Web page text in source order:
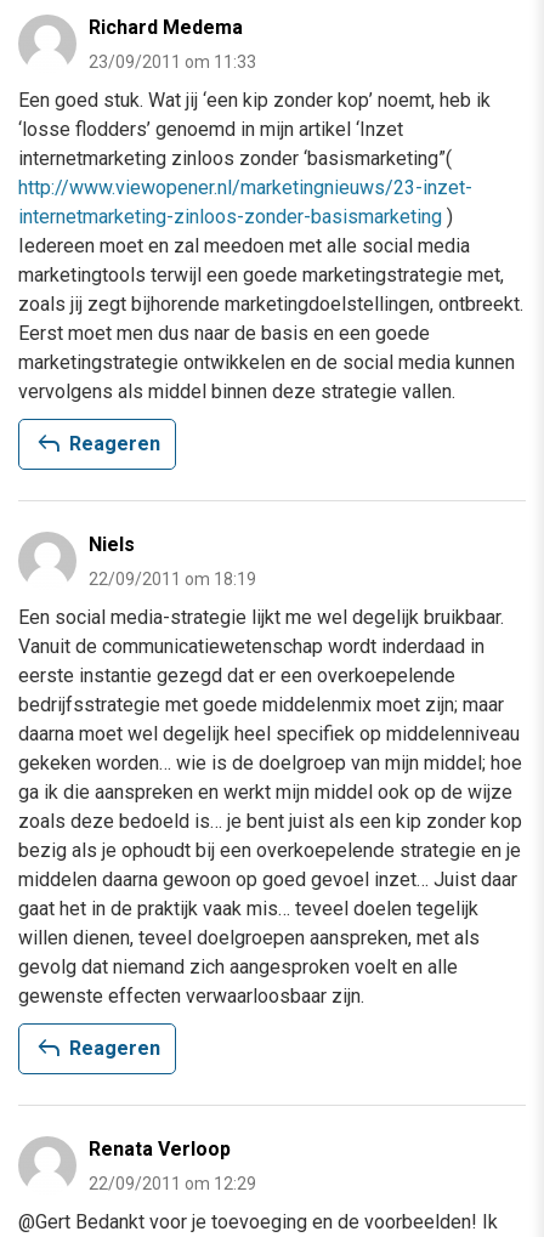
Richard Medema
23/09/2011 om 11:33
Een goed stuk. Wat jij ‘een kip zonder kop’ noemt, heb ik
‘losse flodders’ genoemd in mijn artikel ‘Inzet
internetmarketing zinloos zonder ‘basismarketing”(
http://www.viewopener.nl/marketingnieuws/23-inzet-
internetmarketing-zinloos-zonder-basismarketing )
Iedereen moet en zal meedoen met alle social media
marketingtools terwijl een goede marketingstrategie met,
zoals jij zegt bijhorende marketingdoelstellingen, ontbreekt.
Eerst moet men dus naar de basis en een goede
marketingstrategie ontwikkelen en de social media kunnen
vervolgens als middel binnen deze strategie vallen.
reply Reageren
Niels
22/09/2011 om 18:19
Een social media-strategie lijkt me wel degelijk bruikbaar.
Vanuit de communicatiewetenschap wordt inderdaad in
eerste instantie gezegd dat er een overkoepelende
bedrijfsstrategie met goede middelenmix moet zijn; maar
daarna moet wel degelijk heel specifiek op middelenniveau
gekeken worden… wie is de doelgroep van mijn middel; hoe
ga ik die aanspreken en werkt mijn middel ook op de wijze
zoals deze bedoeld is… je bent juist als een kip zonder kop
bezig als je ophoudt bij een overkoepelende strategie en je
middelen daarna gewoon op goed gevoel inzet… Juist daar
gaat het in de praktijk vaak mis… teveel doelen tegelijk
willen dienen, teveel doelgroepen aanspreken, met als
gevolg dat niemand zich aangesproken voelt en alle
gewenste effecten verwaarloosbaar zijn.
reply Reageren
Renata Verloop
22/09/2011 om 12:29
@Gert Bedankt voor je toevoeging en de voorbeelden! Ik